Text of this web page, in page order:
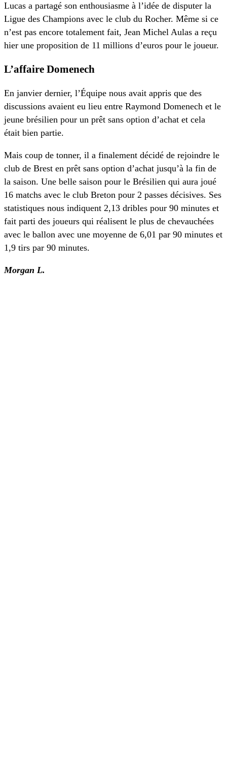
Lucas a partagé son enthousiasme à l’idée de disputer la
Ligue des Champions avec le club du Rocher. Même si ce
n’est pas encore totalement fait, Jean Michel Aulas a reçu
hier une proposition de 11 millions d’euros pour le joueur.
L’affaire Domenech
En janvier dernier, l’Équipe nous avait appris que des
discussions avaient eu lieu entre Raymond Domenech et le
jeune brésilien pour un prêt sans option d’achat et cela
était bien partie.
Mais coup de tonner, il a finalement décidé de rejoindre le
club de Brest en prêt sans option d’achat jusqu’à la fin de
la saison. Une belle saison pour le Brésilien qui aura joué
16 matchs avec le club Breton pour 2 passes décisives. Ses
statistiques nous indiquent 2,13 dribles pour 90 minutes et
fait parti des joueurs qui réalisent le plus de chevauchées
avec le ballon avec une moyenne de 6,01 par 90 minutes et
1,9 tirs par 90 minutes.
Morgan L.